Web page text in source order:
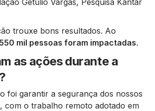
Getúlio Vargas, Pesquisa Kantar
trouxe bons resultados. Ao
mil pessoas foram impactadas.
as ações durante a
foi garantir a segurança dos nossos
com o trabalho remoto adotado em